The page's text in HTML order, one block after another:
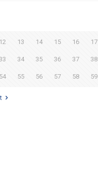
12 13 14 15 16 17
34 35 36 37 38
54 55 56 57 58 59